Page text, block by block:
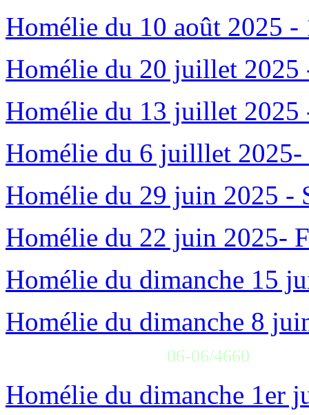
Homélie du 10 août 2025
Homélie du 20 juillet 2025
Homélie du 13 juillet 2025
Homélie du 6 juilllet
Homélie du 29 juin 2025 -
Homélie du 22 juin 2025-
Homélie du dimanche 15
Homélie du dimanche 8
06-06/4660
Homélie du dimanche 1er